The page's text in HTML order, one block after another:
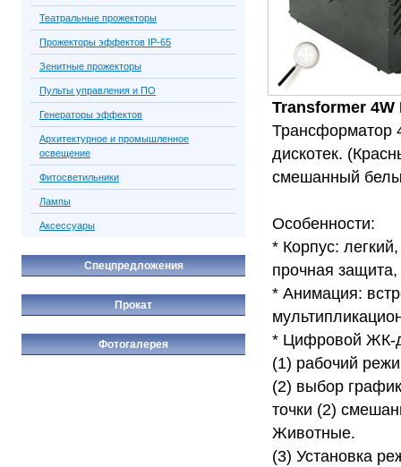
Transformer 4W
Трансформатор
дискотек.
смешанный
Особенности:
* Корпус:
прочная защита,
* Анимация:
* Цифровой ЖК-
(1) рабочий
(2) выбор
точки (2)
Животные.
(3) Установка
Театральные прожекторы
Прожекторы эффектов IP-65
Зенитные прожекторы
Пульты управления и ПО
Генераторы эффектов
Архитектурное и промышленное
освещение
Фитосветильники
Лампы
Аксессуары
Спецпредложения
Прокат
Фотогалерея